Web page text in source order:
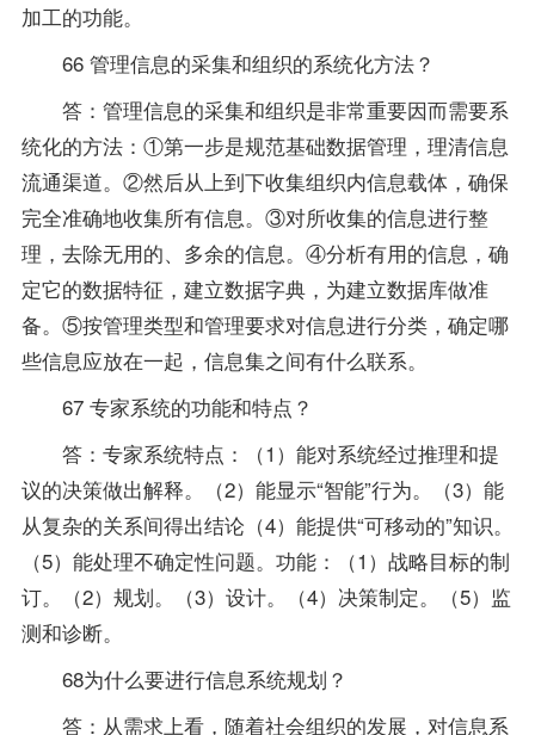
加工的功能。
66 管理信息的采集和组织的系统化方法？
答：管理信息的采集和组织是非常重要因而需要系
统化的方法：①第一步是规范基础数据管理，理清信息
流通渠道。②然后从上到下收集组织内信息载体，确保
完全准确地收集所有信息。③对所收集的信息进行整
理，去除无用的、多余的信息。④分析有用的信息，确
定它的数据特征，建立数据字典，为建立数据库做准
备。⑤按管理类型和管理要求对信息进行分类，确定哪
些信息应放在一起，信息集之间有什么联系。
67 专家系统的功能和特点？
答：专家系统特点：（1）能对系统经过推理和提
议的决策做出解释。（2）能显示“智能”行为。（3）能
从复杂的关系间得出结论（4）能提供“可移动的”知识。
（5）能处理不确定性问题。功能：（1）战略目标的制
订。（2）规划。（3）设计。（4）决策制定。（5）监
测和诊断。
68为什么要进行信息系统规划？
答：从需求上看，随着社会组织的发展，对信息系